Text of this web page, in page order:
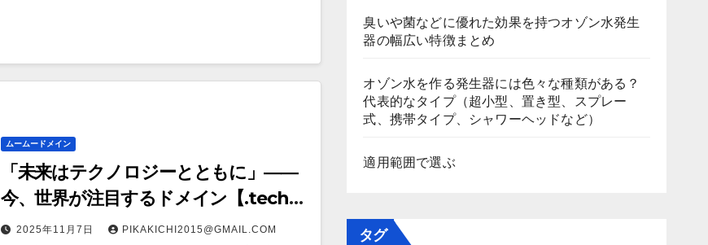
ムームードメイン
「未来はテクノロジーとともに」――
今、世界が注目するドメイン【.tech】
をご紹介
2025年11月7日 PIKAKICHI2015@GMAIL.COM
臭いや菌などに優れた効果を持つオゾン水発生
器の幅広い特徴まとめ
オゾン水を作る発生器には色々な種類がある？
代表的なタイプ（超小型、置き型、スプレー
式、携帯タイプ、シャワーヘッドなど）
適用範囲で選ぶ
タグ